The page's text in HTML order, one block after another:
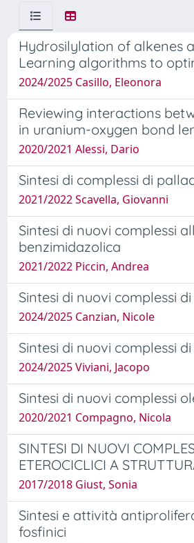
Hydrosilylation of alkenes
Learning algorithms to
2024/2025 Casillo, Eleonora
Reviewing interactions
in uranium-oxygen bond
2020/2021 Alessi, Dario
Sintesi di complessi di
2021/2022 Scavella, Giovanni
Sintesi di nuovi complessi
benzimidazolica
2021/2022 Piccin, Andrea
Sintesi di nuovi complessi
2024/2025 Canzian, Nicole
Sintesi di nuovi complessi
2024/2025 Viviani, Jacopo
Sintesi di nuovi complessi
2020/2021 Compagno, Nicola
SINTESI DI NUOVI
ETEROCICLICI A
2017/2018 Giust, Sonia
Sintesi e attività
fosfinici